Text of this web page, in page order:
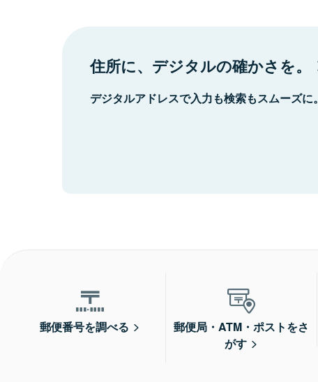
住所に、デジタルの確かさを。
デジタルアドレスで入力も検索もスムーズに。
郵便番号を調べる
郵便局・ATM・ポストをさ
がす